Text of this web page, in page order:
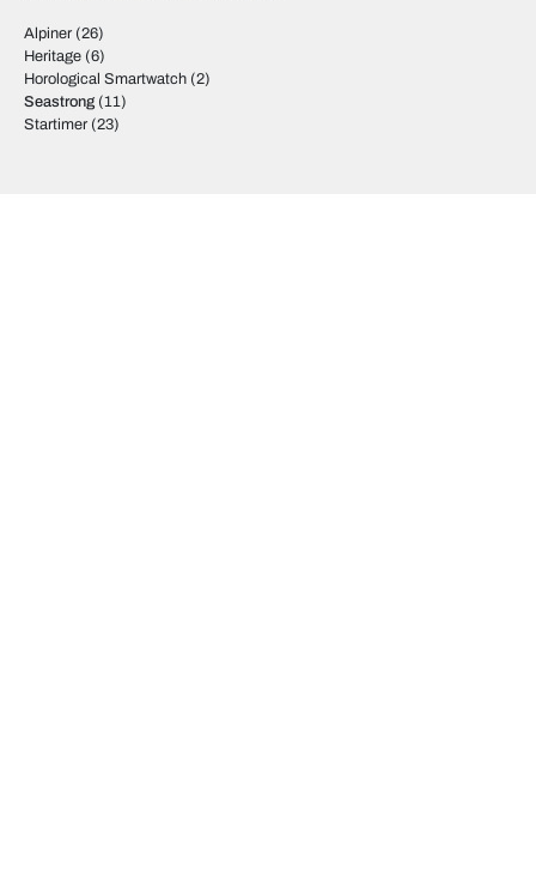
Alpiner (26)
Heritage (6)
Horological Smartwatch (2)
Seastrong (11)
Startimer (23)